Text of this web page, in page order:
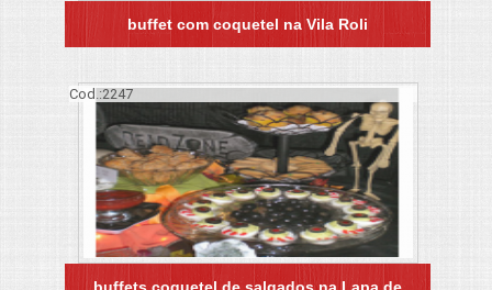
buffet com coquetel na Vila Roli
Cod.:2247